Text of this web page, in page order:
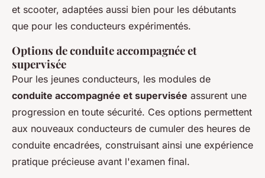
et scooter, adaptées aussi bien pour les débutants
que pour les conducteurs expérimentés.
Options de conduite accompagnée et
supervisée
Pour les jeunes conducteurs, les modules de
conduite accompagnée et supervisée assurent une
progression en toute sécurité. Ces options permettent
aux nouveaux conducteurs de cumuler des heures de
conduite encadrées, construisant ainsi une expérience
pratique précieuse avant l'examen final.